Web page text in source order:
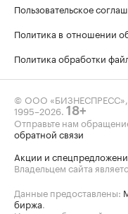
Пользовательское
Политика в отношении
Политика обработки
© ООО
1995–2026 18+
Отправьте нам
обратной связи
Акции и
Владельцем сайта
Данные предоставлены:
биржа